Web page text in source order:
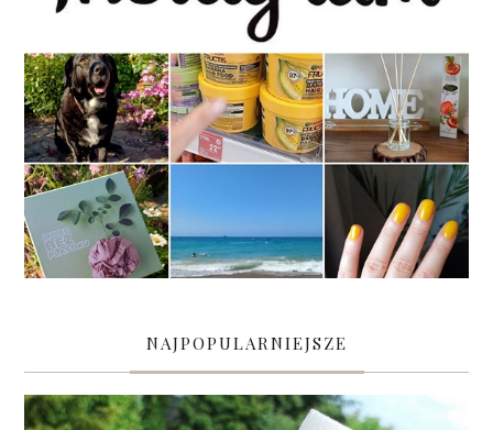
NAJPOPULARNIEJSZE